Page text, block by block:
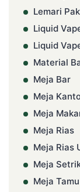
Lemari
Liquid
Liquid
Material
Meja Bar
Meja
Meja
Meja Rias
Meja Rias
Meja
Meja Tamu